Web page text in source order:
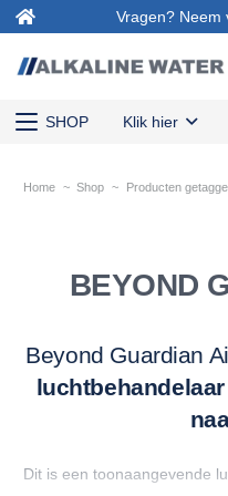
Vragen? Neem
SHOP Klik hier
Home ~ Shop ~ Producten
BEYOND
Beyond Guardian
Dit is een toonaangevende